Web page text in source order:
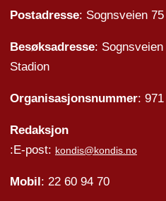
Postadresse: Sognsveien
Besøksadresse:
Stadion
Organisasjonsnummer:
Redaksjon
:E-post: kondis@kondis.no
Mobil: 22 60 94 70